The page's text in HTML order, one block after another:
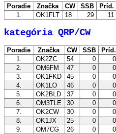
Poradie Značka CW SSB Príd.
1.
OK1FLT 18 29 11
kategória QRP/CW
Poradie Značka CW SSB Príd.
1.
OK2ZC 54 0 0
2.
OM6FM 47 0 0
3.
OK1FKD 45 0 0
4.
OK1LO 46 0 0
5.
OK2BLD 37 0 0
6.
OM3TLE 30 0 0
7.
OK2CW 30 0 0
8.
OK1JX 25 0 0
9.
OM7CG 26 0 0